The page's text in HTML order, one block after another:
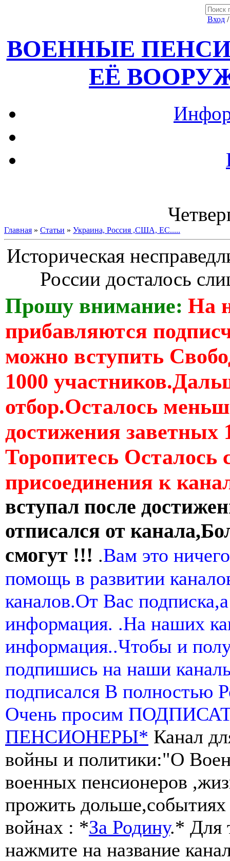
Вход
ВОЕННЫЕ
ЕЁ
Главная » Статьи » Украина, Россия ,США, ЕС.....
Историческая
России досталось
Прошу внимание: На
прибавляются
можно вступить
1000
отбор.Осталось
достижения заветных
Торопитесь Осталось
присоединения к
вступал после
отписался от
смогут !!! .Вам это
помощь в развитии
каналов.От Вас
информация. .На наших
информация..Чтобы и
подпишись на наши
подписался В полностью
Очень просим
ПЕНСИОНЕРЫ* Канал
войны и политики:"О
военных пенсионеров
прожить
войнах : *За Родину.* Для
нажмите на название